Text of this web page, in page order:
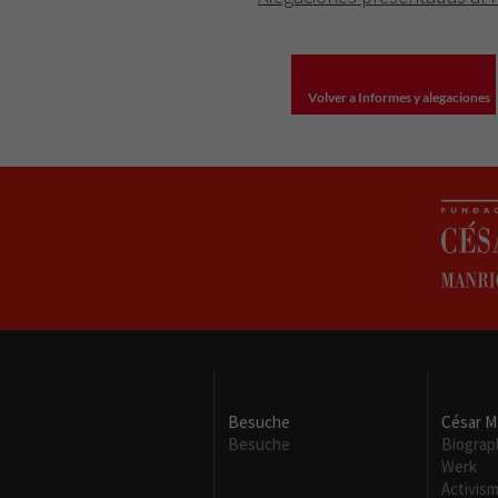
Volver a Informes y alegaciones
Besuche
Besuche
César
Werk
Activism